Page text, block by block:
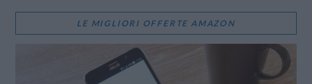
LE MIGLIORI OFFERTE AMAZON